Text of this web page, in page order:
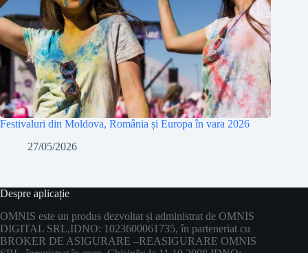
Festivaluri din Moldova, România și Europa în vara 2026
27/05/2026
Despre aplicație
OMNIS este un produs dezvoltat și administrat de OMNIS
DIGITAL SRL,IDNO: 1023600061735, în parteneriat cu
BROKER DE ASIGURARE –REASIGURARE OMNIS